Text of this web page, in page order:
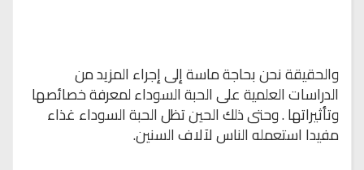
والحقيقة نحن بحاجة ماسة إلى إجراء المزيد من
الدراسات العلمية على الحبة السوداء لمعرفة خصائصها
وتأثيراتها . وحتىذلك الحين تظل الحبة السوداء غذاء
مفيدا استعمله الناس لآلاف السنين.